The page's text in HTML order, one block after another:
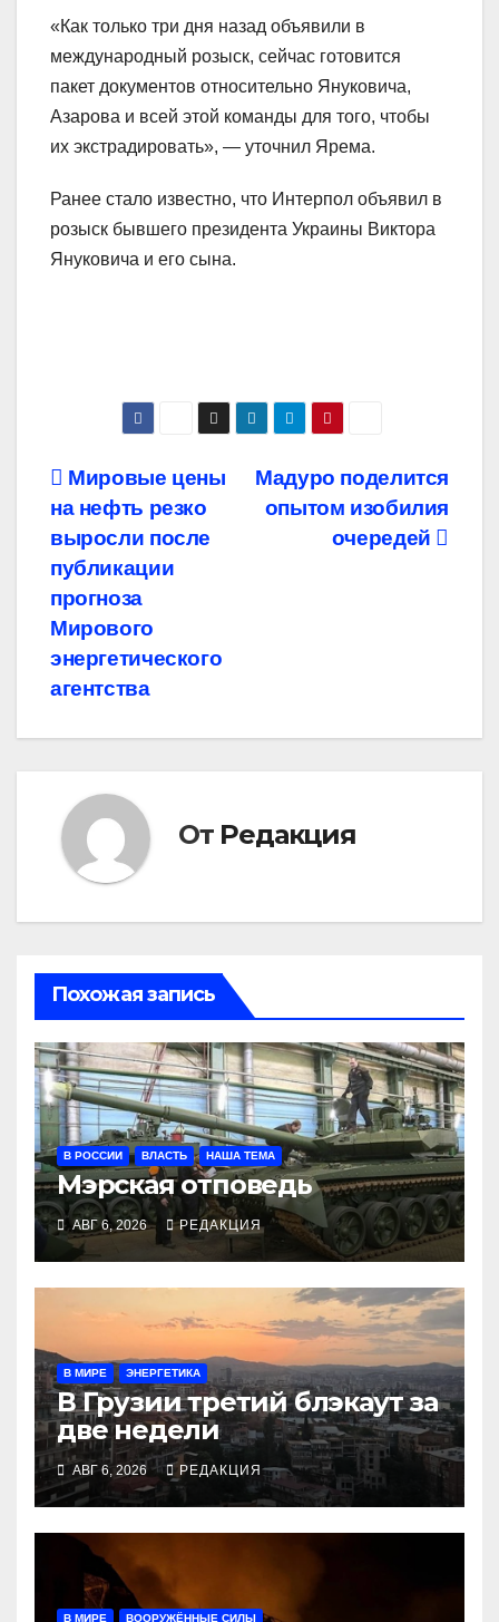
«Как только три дня назад объявили в
международный розыск, сейчас готовится
пакет документов относительно Януковича,
Азарова и всей этой команды для того, чтобы
их экстрадировать», — уточнил Ярема.
Ранее стало известно, что Интерпол объявил в
розыск бывшего президента Украины Виктора
Януковича и его сына.
Навигация
по
записям
Мадуро поделится
опытом изобилия
очередей
Мировые цены
на нефть резко
выросли после
публикации
прогноза
Мирового
энергетического
агентства
От Редакция
Похожая запись
В РОССИИ ВЛАСТЬ НАША ТЕМА
Мэрская отповедь
АВГ 6, 2026 РЕДАКЦИЯ
В МИРЕ ЭНЕРГЕТИКА
В Грузии третий блэкаут за
две недели
АВГ 6, 2026 РЕДАКЦИЯ
В МИРЕ ВООРУЖЁННЫЕ СИЛЫ